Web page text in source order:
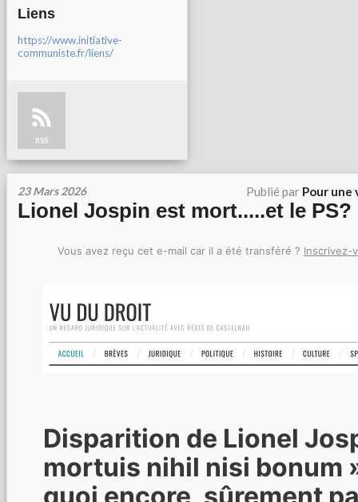
Liens
https://www.initiative-
communiste.fr/liens/
RSS
23 Mars 2026 Publié par Pour une
Lionel Jospin est mort.....et le PS?
Vous avez reçu cet e-mail car il a été transféré ? Inscrivez-
Disparition de Lionel
mortuis nihil nisi bonum